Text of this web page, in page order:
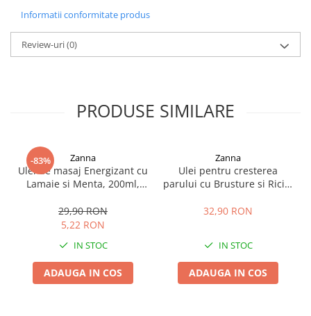
Informatii conformitate produs
Review-uri(0)
PRODUSE SIMILARE
-83% Zanna
Ulei de masaj Energizant cu
Lamaie si Menta, 200ml,
29,90 RON
5,22 RON
IN STOC
ADAUGA IN COS
Zanna
Ulei pentru cresterea
parului cu Brusture si Ricin,
32,90 RON
IN STOC
ADAUGA IN COS